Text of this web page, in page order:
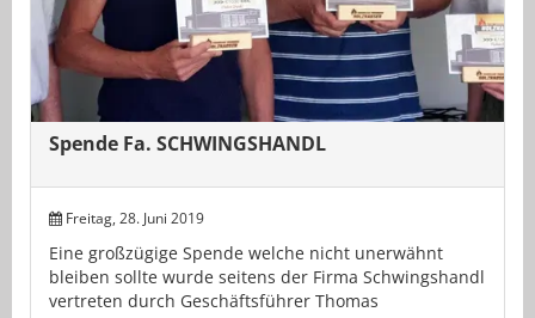
Spende Fa. SCHWINGSHANDL
Freitag, 28. Juni 2019
Eine großzügige Spende welche nicht unerwähnt
bleiben sollte wurde seitens der Firma Schwingshandl
vertreten durch Geschäftsführer Thomas